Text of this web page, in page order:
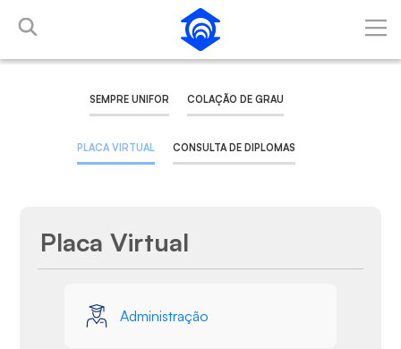
Pular para o Conteúdo principal
SEMPRE UNIFOR COLAÇÃO DE GRAU
PLACA VIRTUAL CONSULTA DE DIPLOMAS
Placa Virtual
Administração